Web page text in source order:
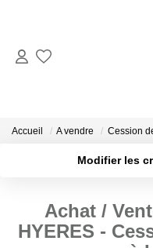
Accueil A vendre Cession
Modifier les
Surface min
Achat /
HYERES -